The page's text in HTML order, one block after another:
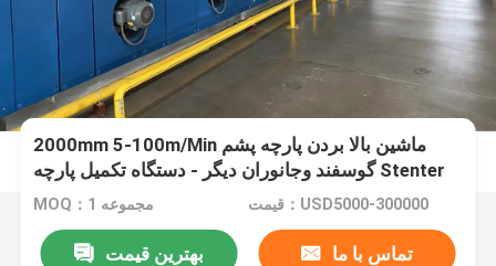
2000mm 5-100m/Min ماشین بالا بردن پارچه پشم
گوسفند وجانوران دیگر - دستگاه تکمیل پارچه Stenter
MOQ：1 مجموعه قیمت：USD5000-300000
بهترین قیمت تماس با ما